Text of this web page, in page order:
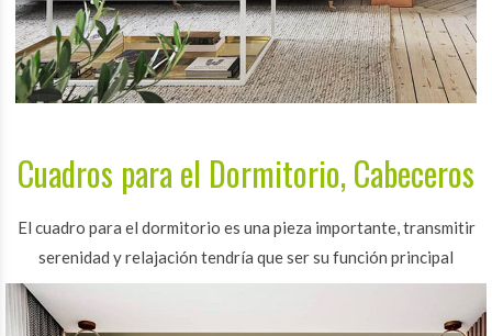
Cuadros para el Dormitorio, Cabeceros
El cuadro para el dormitorio es una pieza importante, transmitir
serenidad y relajación tendría que ser su función principal